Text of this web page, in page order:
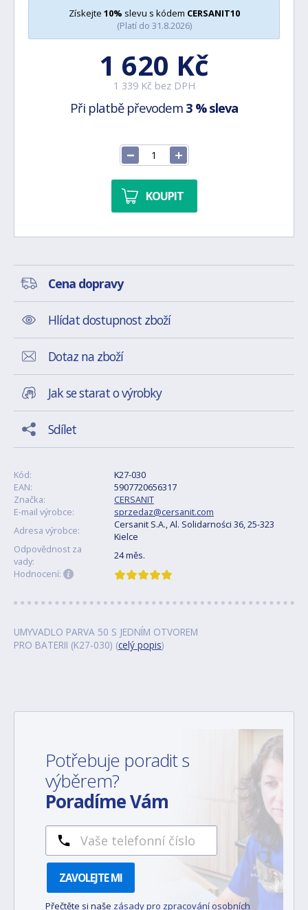
Získejte 10% slevu s kódem CERSANIT10
(Platí do 31.8.2026)
1 620 Kč
1 339 Kč bez DPH
Při platbě převodem 3 % sleva
KOUPIT
Cena dopravy
Hlídat dostupnost zboží
Dotaz na zboží
Jak se starat o výrobky
Sdílet
Kód:
K27-030
EAN:
5907720656317
Značka:
CERSANIT
E-mail výrobce:
sprzedaz@cersanit.com
Adresa výrobce:
Cersanit S.A., Al. Solidarności 36, 25-323
Kielce
Odpovědnost za
vady:
24 měs.
Hodnocení:
UMYVADLO PARVA 50 S JEDNÍM OTVOREM
PRO BATERII (K27-030) (celý popis)
Potřebuje poradit s
výběrem?
Poradíme Vám
ZAVOLEJTE MI
Přečtěte si naše zásady pro zpracování osobních